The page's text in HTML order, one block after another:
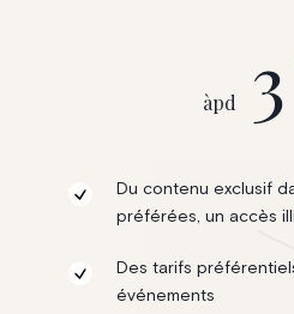
àpd 3
Du contenu exclusif
préférées, un accès
Des tarifs
événements